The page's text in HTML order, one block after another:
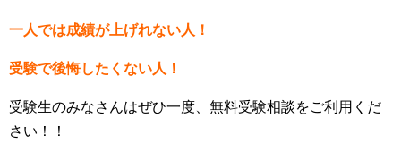
一人では成績が上げれない人！
受験で後悔したくない人！
受験生のみなさんはぜひ一度、無料受験相談をご利用くだ
さい！！